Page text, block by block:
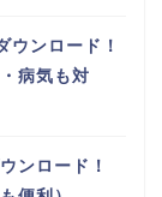
ウンロード！
病気も対
ンロード！